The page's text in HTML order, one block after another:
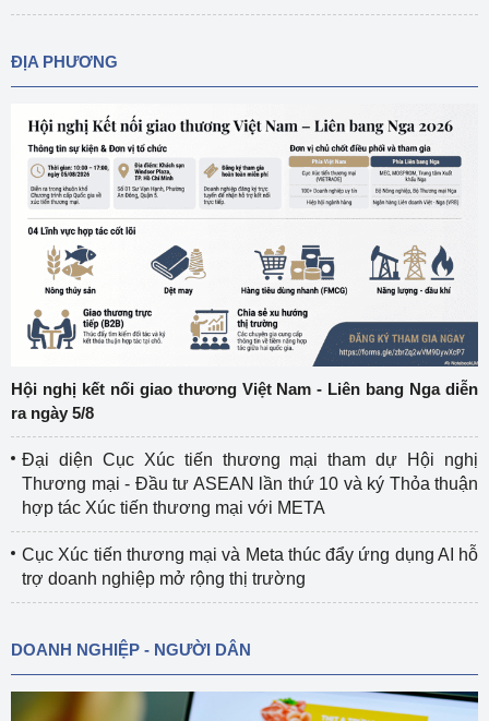
ĐỊA PHƯƠNG
Hội nghị kết nối giao thương Việt Nam - Liên bang Nga diễn
ra ngày 5/8
Đại diện Cục Xúc tiến thương mại tham dự Hội nghị
Thương mại - Đầu tư ASEAN lần thứ 10 và ký Thỏa thuận
hợp tác Xúc tiến thương mại với META
Cục Xúc tiến thương mại và Meta thúc đẩy ứng dụng AI hỗ
trợ doanh nghiệp mở rộng thị trường
DOANH NGHIỆP - NGƯỜI DÂN